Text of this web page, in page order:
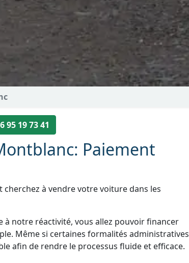
95 19 73 41
Paiement
à vendre votre voiture dans les
notre réactivité, vous allez pouvoir financer
Même si certaines formalités administratives
afin de rendre le processus fluide et efficace.